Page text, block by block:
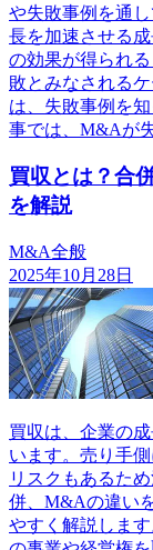
や失敗事例を通
長を加速させる
の効果が得られ
敗とみなされる
は、失敗事例を
事では、M&Aが
買収とは？合
を解説
M&A全般
2025年10月28日
買収は、企業の
います。売り手
リスクもあるた
併、M&Aの違い
やすく解説しま